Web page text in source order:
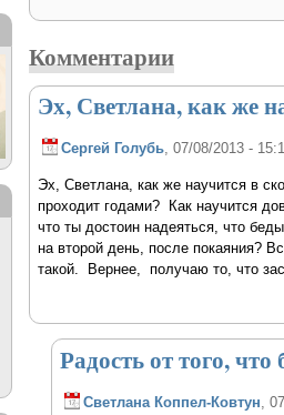
Комментарии
Эх, Светлана, как же
Сергей Голубь, 07/08/2013 -
Эх, Светлана, как же научится в
проходит годами? Как научится
что ты достоин надеяться, что
на второй день, после покаяния?
такой. Вернее, получаю то, что
Радость от того, что
Светлана Коппел-Ковтун ,